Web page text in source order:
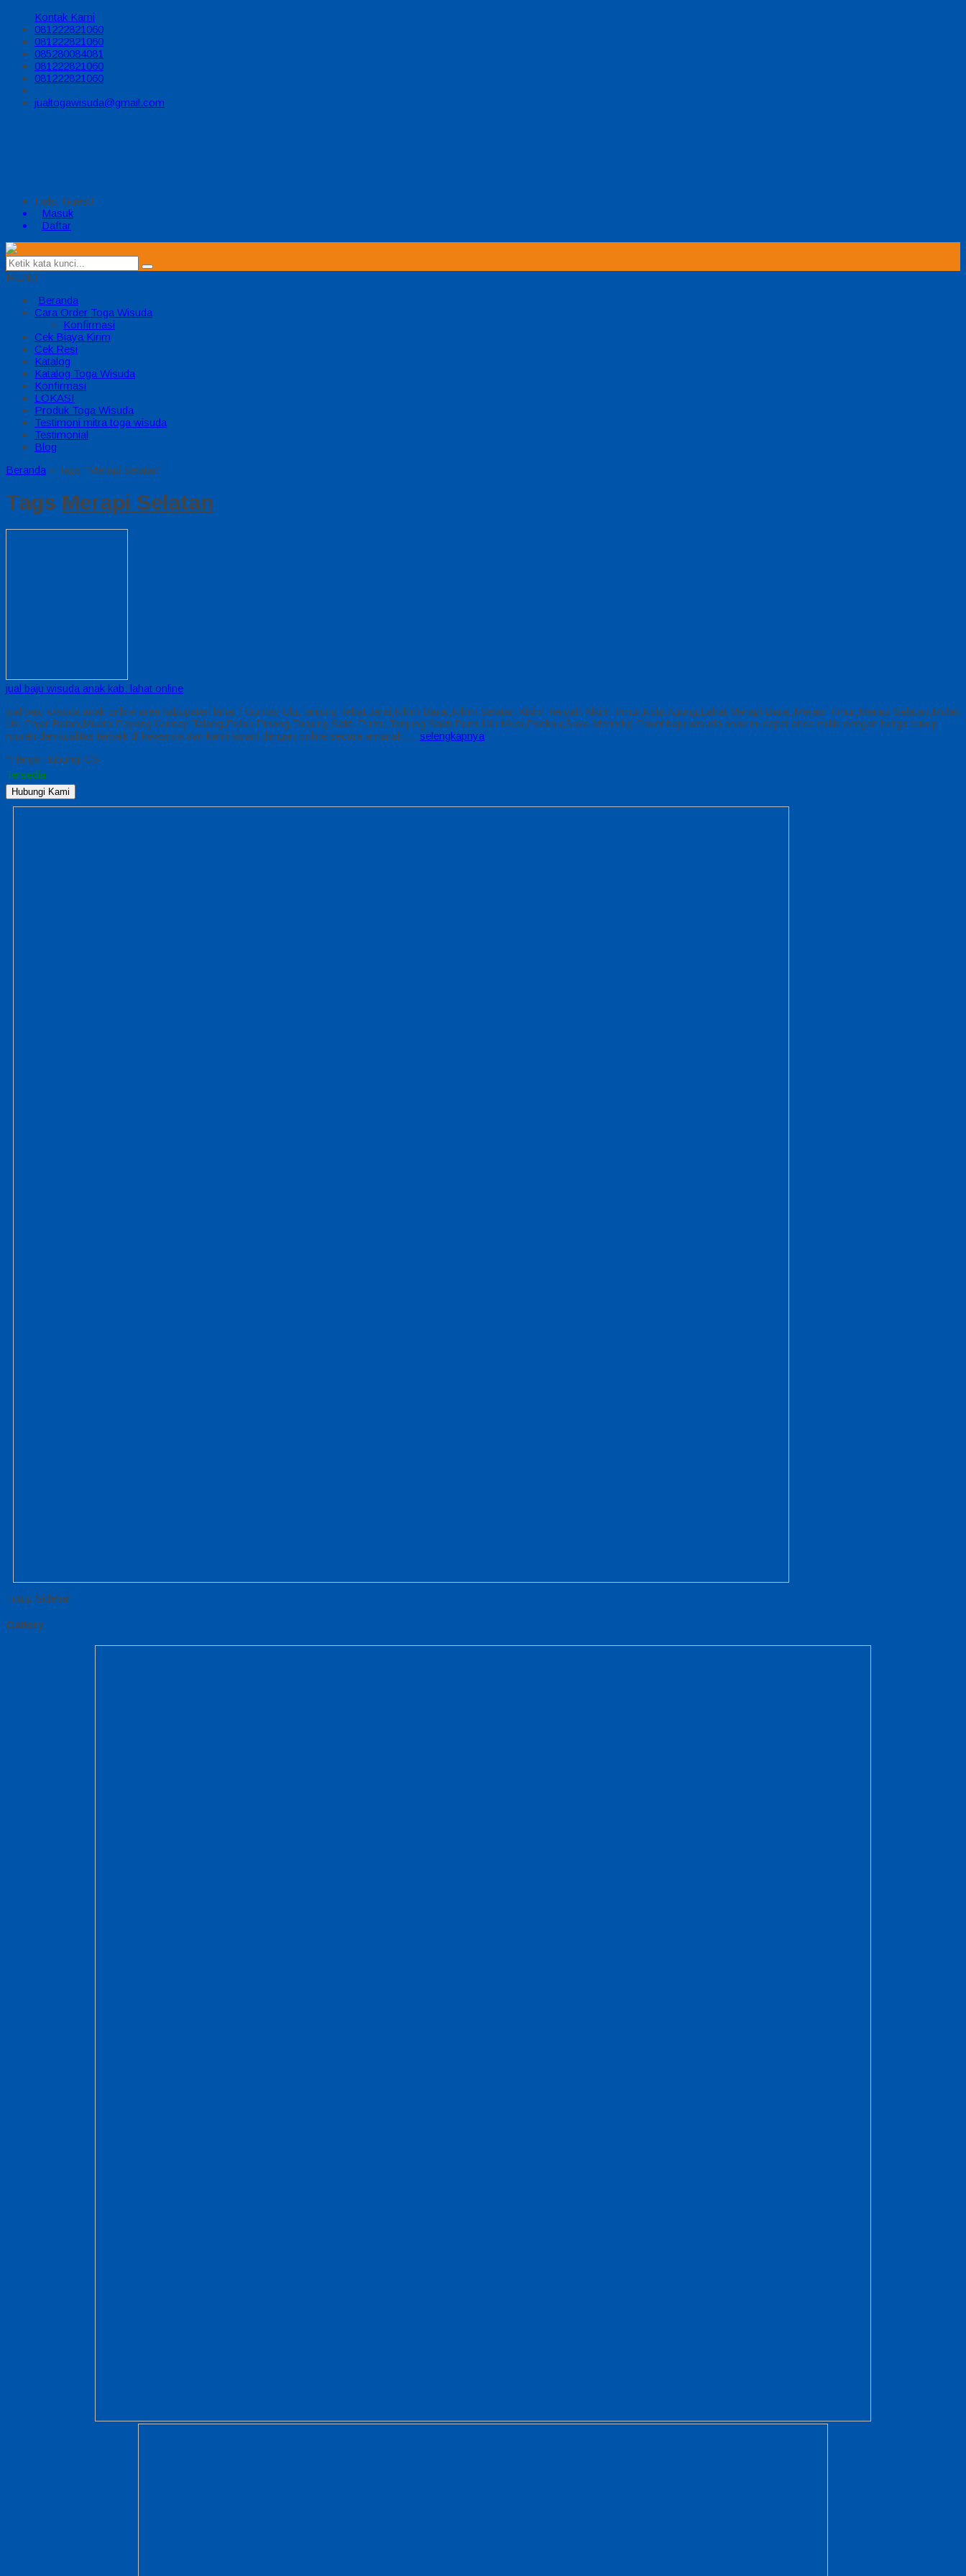
Kontak Kami
081222821060
081222821060
085280084081
081222821060
081222821060
jualtogawisuda@gmail.com
Halo, Guest!
Masuk
Daftar
MENU
Beranda
Cara Order Toga Wisuda
Konfirmasi
Cek Biaya Kirim
Cek Resi
Katalog
Katalog Toga Wisuda
Konfirmasi
LOKASI
Produk Toga Wisuda
Testimoni mitra toga wisuda
Testimonial
Blog
Beranda » Tags "Merapi Selatan"
Tags Merapi Selatan
jual baju wisuda anak kab. lahat online
jual baju wisuda anak online area kabupaten lahat ( Gumay Ulu,Tanjung Tebat,Jarai,Kikim Barat,Kikim Selatan,Kikim Tengah,Kikim Timur,Kota Agung,Lahat,Merapi Barat,Merapi Timur,Merapi Selatan,Mulak
Ulu,Pajar Bulan,Muara Payang,Gumay Talang,Pulau Pinang,Tanjung Sakti Pumu,Tanjung Sakti Pumi,Ulu Musi,Pseksu,Suka Merindu) Paket baju wisuda anak ini dapat anda miliki dengan harga cukup
murah dan kualitas terbaik di kelasnya dan kami layani dengan online secara amanah,… selengkapnya
*Harga Hubungi CS
Tersedia
Hubungi Kami
Tutup Sidebar
Gallery